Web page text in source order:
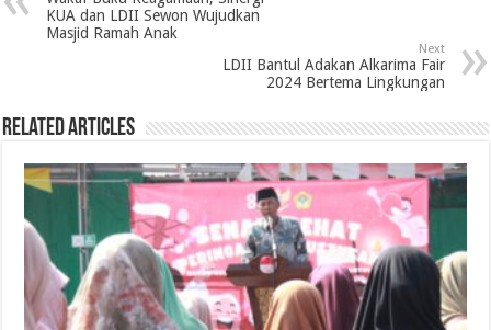
KUA dan LDII Sewon Wujudkan
Masjid Ramah Anak
Next
LDII Bantul Adakan Alkarima Fair
2024 Bertema Lingkungan
Related Articles